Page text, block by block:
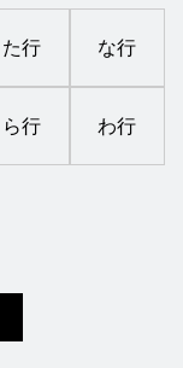
た行 な行
ら行 わ行